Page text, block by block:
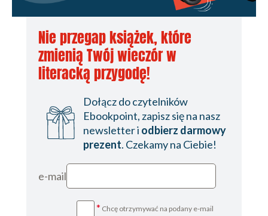
Nie przegap książek, które
zmienią Twój wieczór w
literacką przygodę!
Dołącz do czytelników
Ebookpoint, zapisz się na nasz
newsletter i odbierz darmowy
prezent. Czekamy na Ciebie!
e-mail
* Chcę otrzymywać na podany e-mail